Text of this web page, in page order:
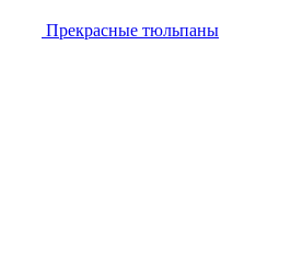
Прекрасные тюльпаны